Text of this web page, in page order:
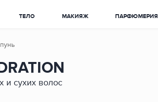
ТЕЛО МАКИЯЖ ПАРФЮМЕРИЯ
сухих волос